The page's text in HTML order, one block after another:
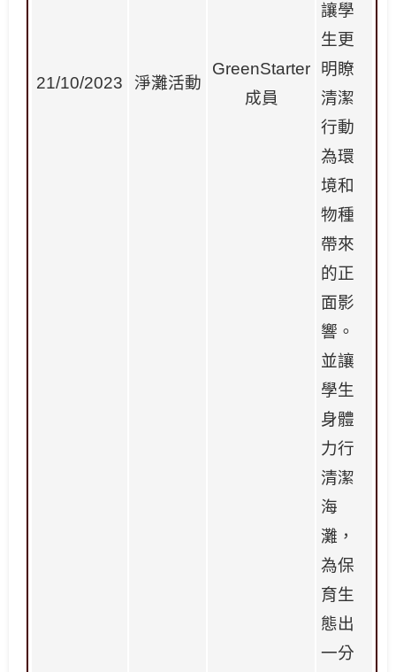
21/10/2023 淨灘活動
GreenStarter
成員
讓學
生更
明瞭
清潔
行動
為環
境和
物種
帶來
的正
面影
響。
並讓
學生
身體
力行
清潔
海
灘，
為保
育生
態出
一分